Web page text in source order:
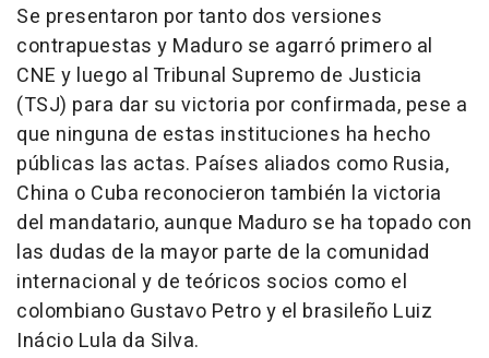
Se presentaron por tanto dos versiones
contrapuestas y Maduro se agarró primero al
CNE y luego al Tribunal Supremo de Justicia
(TSJ) para dar su victoria por confirmada, pese a
que ninguna de estas instituciones ha hecho
públicas las actas. Países aliados como Rusia,
China o Cuba reconocieron también la victoria
del mandatario, aunque Maduro se ha topado con
las dudas de la mayor parte de la comunidad
internacional y de teóricos socios como el
colombiano Gustavo Petro y el brasileño Luiz
Inácio Lula da Silva.